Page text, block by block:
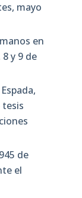
mayo
en
y 9 de
tesis
de
el